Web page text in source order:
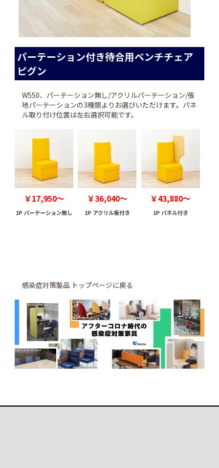
パーテーション付き待合用ベンチチェア
ピグン
W550、パーテーション無し/アクリルパーテーション/張
地パーテーションの3種類よりお選びいただけます。パネ
ル取り付け位置は左右選択可能です。
￥17,950～
1P パーテーション無し
￥36,040～
1P アクリル板付き
￥43,880～
1P パネル付き
感染症対策製品 トップページに戻る